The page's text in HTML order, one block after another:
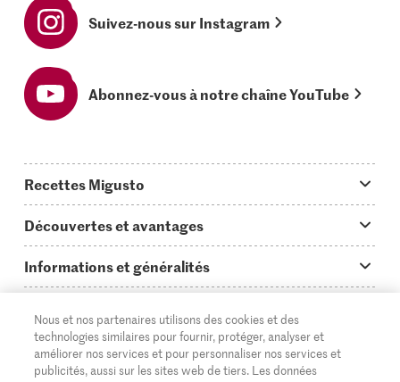
Suivez-nous sur Instagram
Abonnez-vous à notre chaîne YouTube
Recettes Migusto
Idées de menus
Plats principaux
Simple & vite prêt
Apéritif
Découvertes et avantages
On en parle...
Tutoriels
Glossaire des ingrédients
Informations et généralités
Questions concernant Migusto
Cuisiner avec Migusto
Service clientèle & contact
Supermarché
Migros Online
DE FR IT
Nous et nos partenaires utilisons des cookies et des
technologies similaires pour fournir, protéger, analyser et
améliorer nos services et pour personnaliser nos services et
publicités, aussi sur les sites web de tiers. Les données